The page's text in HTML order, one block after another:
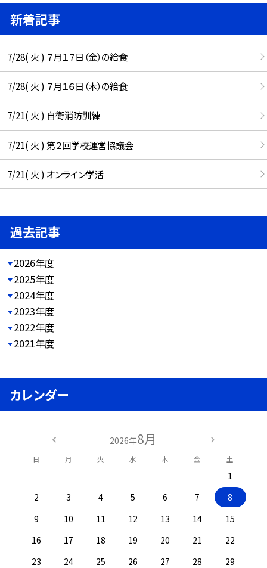
新着記事
7/28( 火 ) ７月１７日（金）の給食
7/28( 火 ) ７月１６日（木）の給食
7/21( 火 ) 自衛消防訓練
7/21( 火 ) 第２回学校運営協議会
7/21( 火 ) オンライン学活
過去記事
2026年度
2025年度
2024年度
2023年度
2022年度
2021年度
カレンダー
2026年8月
日 月 火 水 木 金 土
1
2
3 4 5 6 7
8
9
10 11 12 13 14
15
16
17 18 19 20 21
22
23
24 25 26 27 28
29